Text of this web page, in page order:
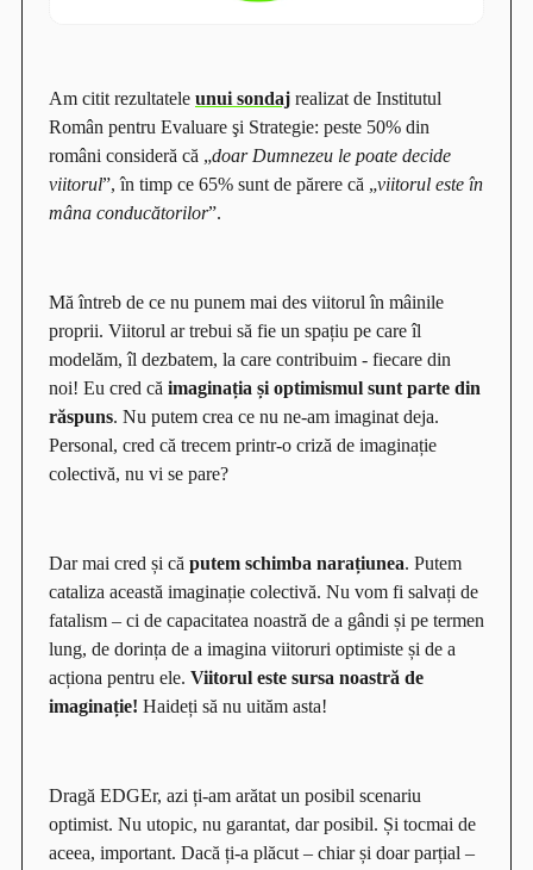
Am citit rezultatele unui sondaj realizat de Institutul
Român pentru Evaluare şi Strategie: peste 50% din
români consideră că „doar Dumnezeu le poate decide
viitorul”, în timp ce 65% sunt de părere că „viitorul este în
mâna conducătorilor”.
Mă întreb de ce nu punem mai des viitorul în mâinile
proprii. Viitorul ar trebui să fie un spațiu pe care îl
modelăm, îl dezbatem, la care contribuim - fiecare din
noi! Eu cred că imaginația și optimismul sunt parte din
răspuns. Nu putem crea ce nu ne-am imaginat deja.
Personal, cred că trecem printr-o criză de imaginație
colectivă, nu vi se pare?
Dar mai cred și că putem schimba narațiunea. Putem
cataliza această imaginație colectivă. Nu vom fi salvați de
fatalism – ci de capacitatea noastră de a gândi și pe termen
lung, de dorința de a imagina viitoruri optimiste și de a
acționa pentru ele. Viitorul este sursa noastră de
imaginație! Haideți să nu uităm asta!
Dragă EDGEr, azi ți-am arătat un posibil scenariu
optimist. Nu utopic, nu garantat, dar posibil. Și tocmai de
aceea, important. Dacă ți-a plăcut – chiar și doar parțial –